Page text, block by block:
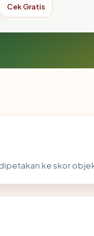
Cek Gratis
ke skor